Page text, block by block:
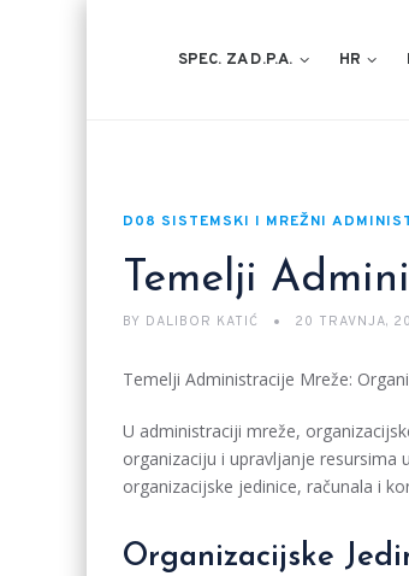
SPEC. ZA D.P.A. HR
D08 SISTEMSKI I MREŽNI
Temelji
BY DALIBOR KATIĆ 20 TRAVNJA,
Temelji Administracije Mreže:
U administraciji mreže,
organizaciju i upravljanje
organizacijske jedinice, računala i
Organizacijske